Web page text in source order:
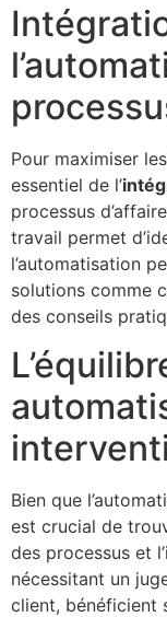
Pour maximiser
essentiel de l’
processus
travail permet
l’automatisation
solutions comme
des conseils
Bien que
est crucial de
des processus et
nécessitant un
client, bénéficient